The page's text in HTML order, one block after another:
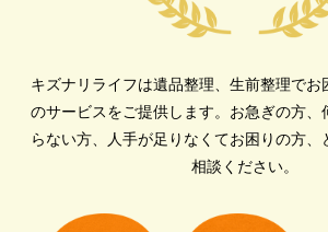
キズナリライフは遺品整理、生前整理でお
のサービスをご提供します。 お急ぎの方、
らない方、人手が足りなくてお困りの方、
相談ください。